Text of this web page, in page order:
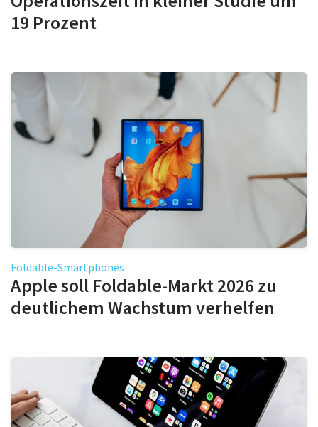
19 Prozent
Foldable-Smartphones
Apple soll Foldable-Markt 2026 zu
deutlichem Wachstum verhelfen